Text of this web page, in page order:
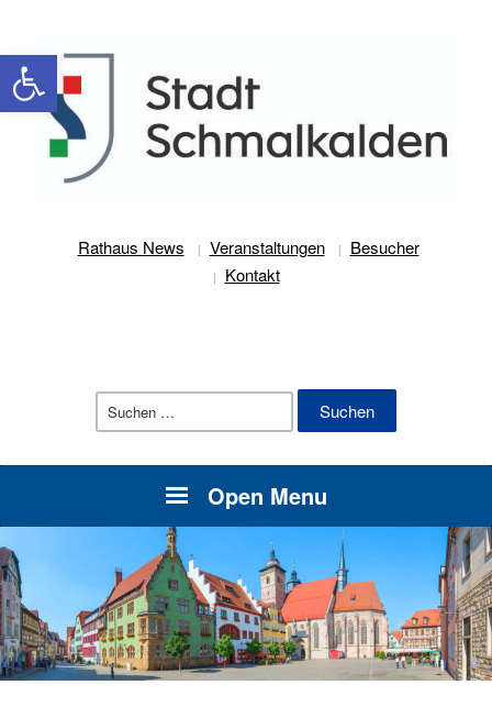
Werkzeugleiste öffnen
Rathaus News Veranstaltungen
Besucher
Kontakt
Suchen
Open Menu